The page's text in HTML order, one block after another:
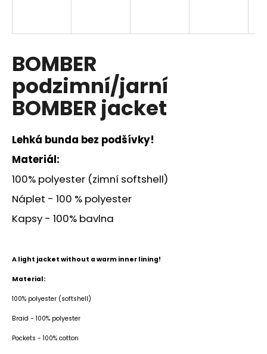
BOMBER
podzimní/jarní
BOMBER jacket
Lehká bunda bez podšívky!
Materiál:
100% polyester (zimní softshell)
Náplet - 100 % polyester
Kapsy - 100% bavlna
A light jacket without a warm inner lining!
Material:
100% polyester (softshell)
Braid - 100% polyester
Pockets - 100% cotton
j
t
?
HLEDAT
o
p
u
u
j
m
e